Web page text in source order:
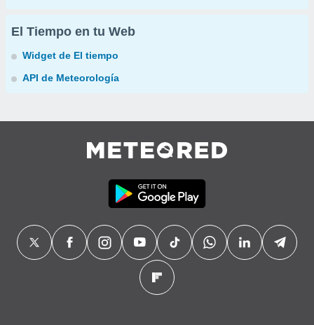
El Tiempo en tu Web
Widget de El tiempo
API de Meteorología